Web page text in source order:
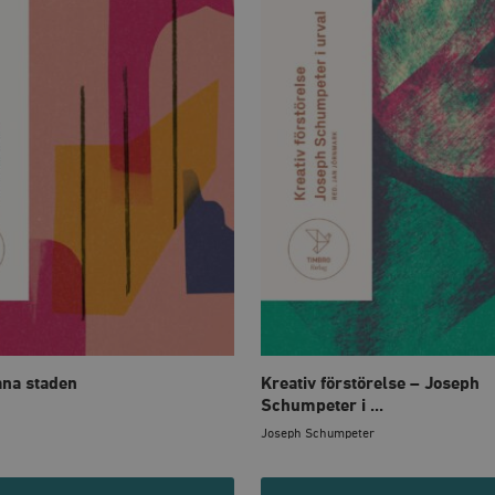
staden
Kreativ förstörelse – Joseph
Schumpeter i ...
Joseph Schumpeter